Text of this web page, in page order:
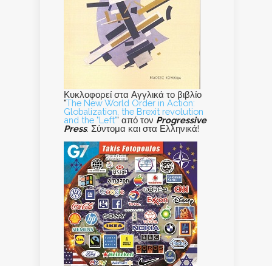
Κυκλοφορεί στα Αγγλικά το βιβλίο
"The New World Order in Action:
Globalization, the Brexit revolution
and the "Left"' από τον Progressive
Press. Σύντομα και στα Ελληνικά!